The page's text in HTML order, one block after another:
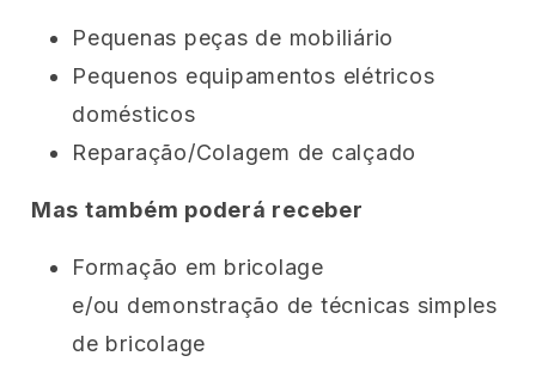
Pequenas peças de mobiliário
Pequenos equipamentos elétricos
domésticos
Reparação/Colagem de calçado
Mas também poderá receber
Formação em bricolage
e/ou demonstração de técnicas simples
de bricolage